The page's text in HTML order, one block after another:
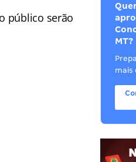
público serão
MT?
mais